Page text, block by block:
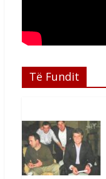
Të Fundit